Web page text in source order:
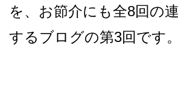
を、お節介にも全8回の
するブログの第3回です。